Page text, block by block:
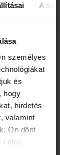
A
személyes
és
hogy
hirdetés-
valamint
Ön dönt